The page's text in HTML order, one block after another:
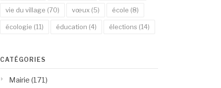
vie du village (70) vœux(5) école (8)
écologie (11) éducation (4) élections (14)
CATÉGORIES
Mairie (171)